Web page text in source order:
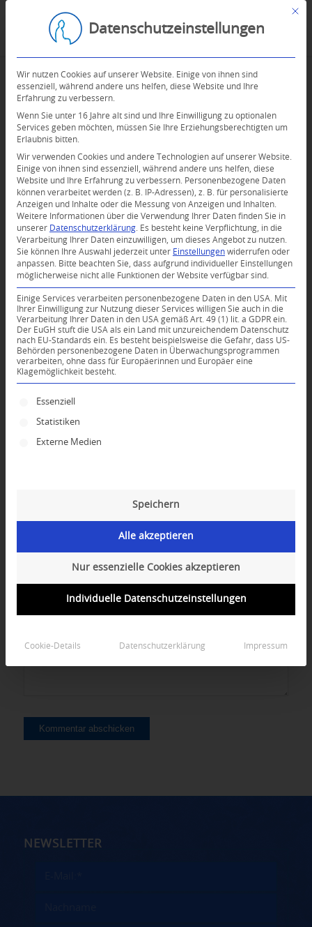
0
Dein Kommentar
An Diskussion beteiligen?
Hinterlassen Sie uns Ihren Kommentar!
NEWSLETTER
Mit
Datenschutzeinstellungen
Wir nutzen Cookies auf unserer Website. Einige von ihnen sind
essenziell, während andere uns helfen, diese Website und Ihre
Erfahrung zu verbessern.
Wenn Sie unter 16 Jahre alt sind und Ihre Einwilligung zu optionalen
Services geben möchten, müssen Sie Ihre Erziehungsberechtigten um
Erlaubnis bitten.
Wir verwenden Cookies und andere Technologien auf unserer Website.
Einige von ihnen sind essenziell, während andere uns helfen, diese
Website und Ihre Erfahrung zu verbessern.
Personenbezogene Daten
können verarbeitet werden (z. B. IP-Adressen), z. B. für personalisierte
Anzeigen und Inhalte oder die Messung von Anzeigen und Inhalten.
Weitere Informationen über die Verwendung Ihrer Daten finden Sie in
unserer Datenschutzerklärung
Es besteht keine Verpflichtung, in die
Verarbeitung Ihrer Daten einzuwilligen, um dieses Angebot zu nutzen.
Sie können Ihre Auswahl jederzeit unter Einstellungen widerrufen oder
anpassen.
Bitte beachten Sie, dass aufgrund individueller Einstellungen
möglicherweise nicht alle Funktionen der Website verfügbar sind.
Einige Services verarbeiten personenbezogene Daten in den USA. Mit
Ihrer Einwilligung zur Nutzung dieser Services willigen Sie auch in die
Verarbeitung Ihrer Daten in den USA gemäß Art. 49 (1) lit. a GDPR ein.
Der EuGH stuft die USA als ein Land mit unzureichendem Datenschutz
nach EU-Standards ein. Es besteht beispielsweise die Gefahr, dass US-
Behörden personenbezogene Daten in Überwachungsprogrammen
verarbeiten, ohne dass für Europäerinnen und Europäer eine
Klagemöglichkeit besteht.
Es folgt eine Liste der Service-Gruppen, für die
Essenziell
Statistiken
Externe Medien
Speichern
Alle akzeptieren
Nur essenzielle Cookies akzeptieren
Individuelle Datenschutzeinstellungen
Cookie-Details Datenschutzerklärung Impressum